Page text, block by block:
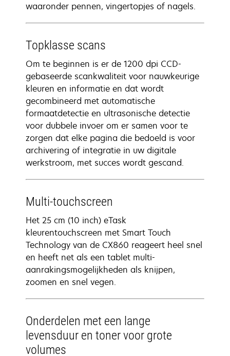
waaronder pennen, vingertopjes of nagels.
Topklasse scans
Om te beginnen is er de 1200 dpi CCD-
gebaseerde scankwaliteit voor nauwkeurige
kleuren en informatie en dat wordt
gecombineerd met automatische
formaatdetectie en ultrasonische detectie
voor dubbele invoer om er samen voor te
zorgen dat elke pagina die bedoeld is voor
archivering of integratie in uw digitale
werkstroom, met succes wordt gescand.
Multi-touchscreen
Het 25 cm (10 inch) eTask
kleurentouchscreen met Smart Touch
Technology van de CX860 reageert heel snel
en heeft net als een tablet multi-
aanrakingsmogelijkheden als knijpen,
zoomen en snel vegen.
Onderdelen met een lange
levensduur en toner voor grote
volumes